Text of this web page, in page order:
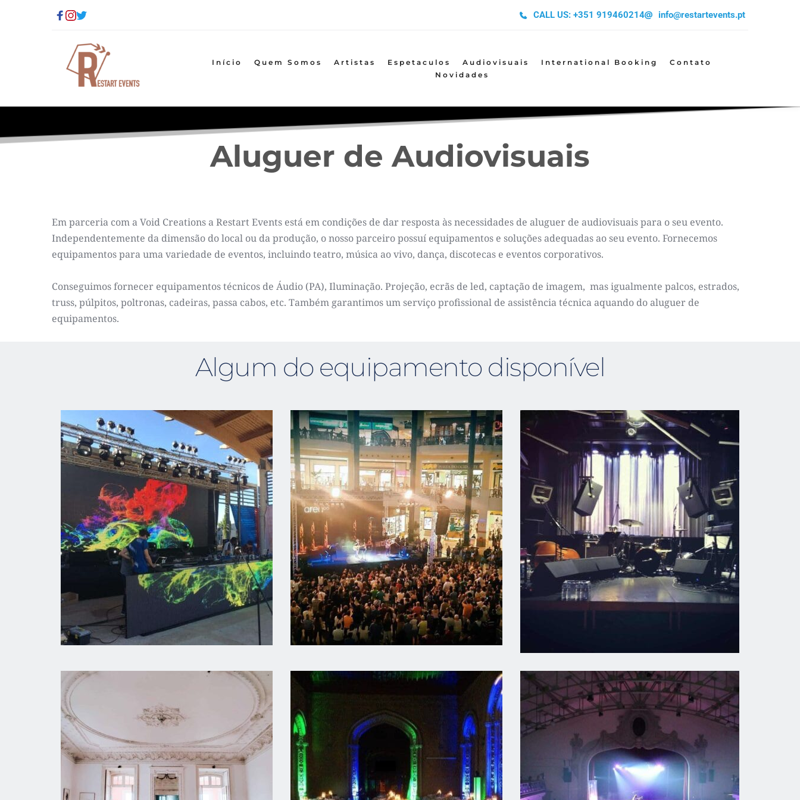
CALL US: +351 919460214 info@restartevents.pt
Início Quem Somos Artistas Espetaculos Audiovisuais International Booking
Contato
Novidades
Aluguer de Audiovisuais
Em parceria com a Void Creations a Restart Events está em condições de dar resposta às necessidades de aluguer de audiovisuais para o seu evento.
Independentemente da dimensão do local ou da produção, o nosso parceiro possuí equipamentos e soluções adequadas ao seu evento. Fornecemos
equipamentos para uma variedade de eventos, incluindo teatro, música ao vivo, dança, discotecas e eventos corporativos.
Conseguimos fornecer equipamentos técnicos de Áudio (PA), Iluminação. Projeção, ecrãs de led, captação de imagem,  mas igualmente palcos, estrados,
truss, púlpitos, poltronas, cadeiras, passa cabos, etc. Também garantimos um serviço profissional de assistência técnica aquando do aluguer de
equipamentos.
Algum do equipamento disponível